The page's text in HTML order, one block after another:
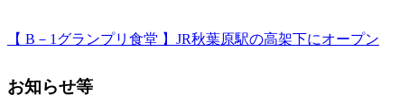
【 B－1グランプリ食堂 】JR秋葉原駅の高架下にオープン
お知らせ等